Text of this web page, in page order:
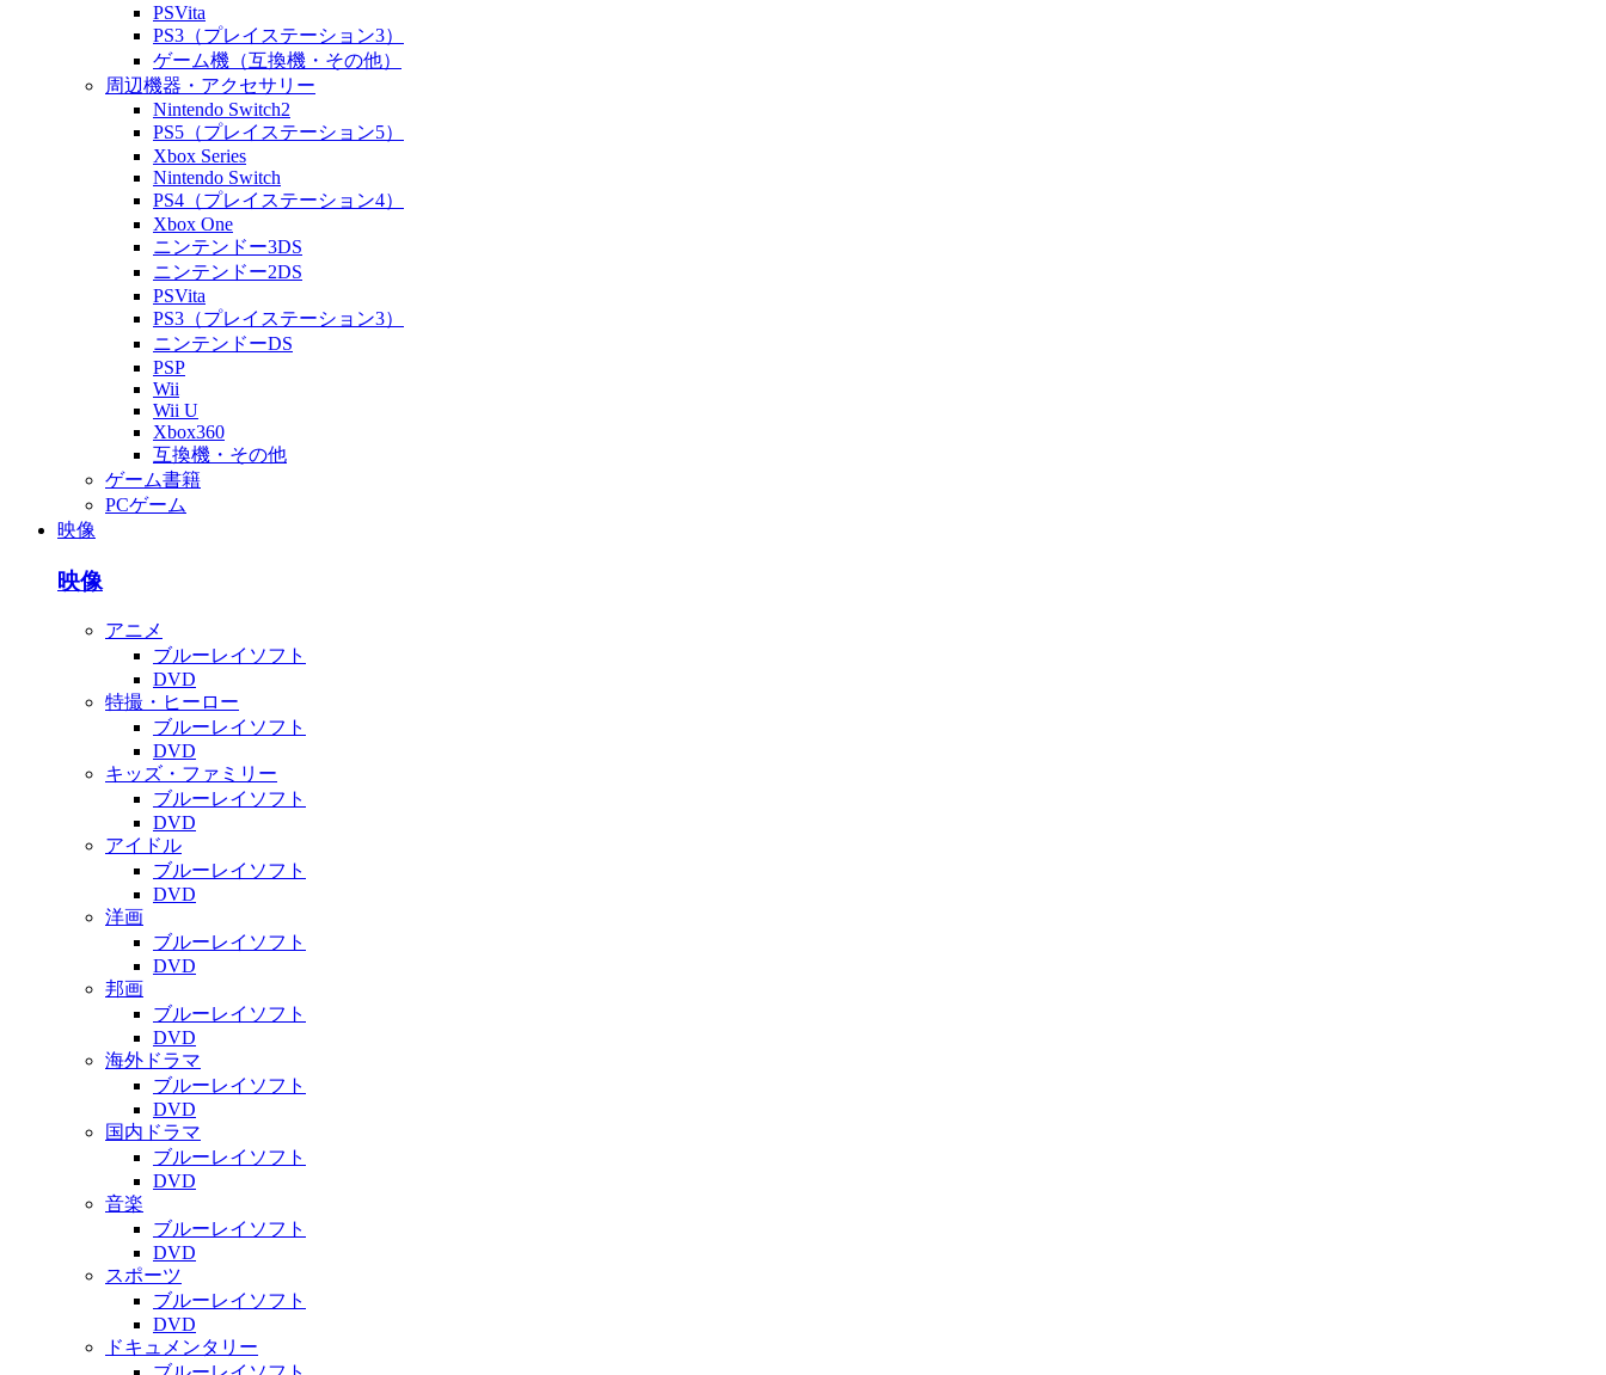
PSVita
PS3（プレイステーション3）
ゲーム機（互換機・その他）
周辺機器・アクセサリー
Nintendo Switch2
PS5（プレイステーション5）
Xbox Series
Nintendo Switch
PS4（プレイステーション4）
Xbox One
ニンテンドー3DS
ニンテンドー2DS
PSVita
PS3（プレイステーション3）
ニンテンドーDS
PSP
Wii
Wii U
Xbox360
互換機・その他
ゲーム書籍
PCゲーム
映像
映像
アニメ
ブルーレイソフト
DVD
特撮・ヒーロー
ブルーレイソフト
DVD
キッズ・ファミリー
ブルーレイソフト
DVD
アイドル
ブルーレイソフト
DVD
洋画
ブルーレイソフト
DVD
邦画
ブルーレイソフト
DVD
海外ドラマ
ブルーレイソフト
DVD
国内ドラマ
ブルーレイソフト
DVD
音楽
ブルーレイソフト
DVD
スポーツ
ブルーレイソフト
DVD
ドキュメンタリー